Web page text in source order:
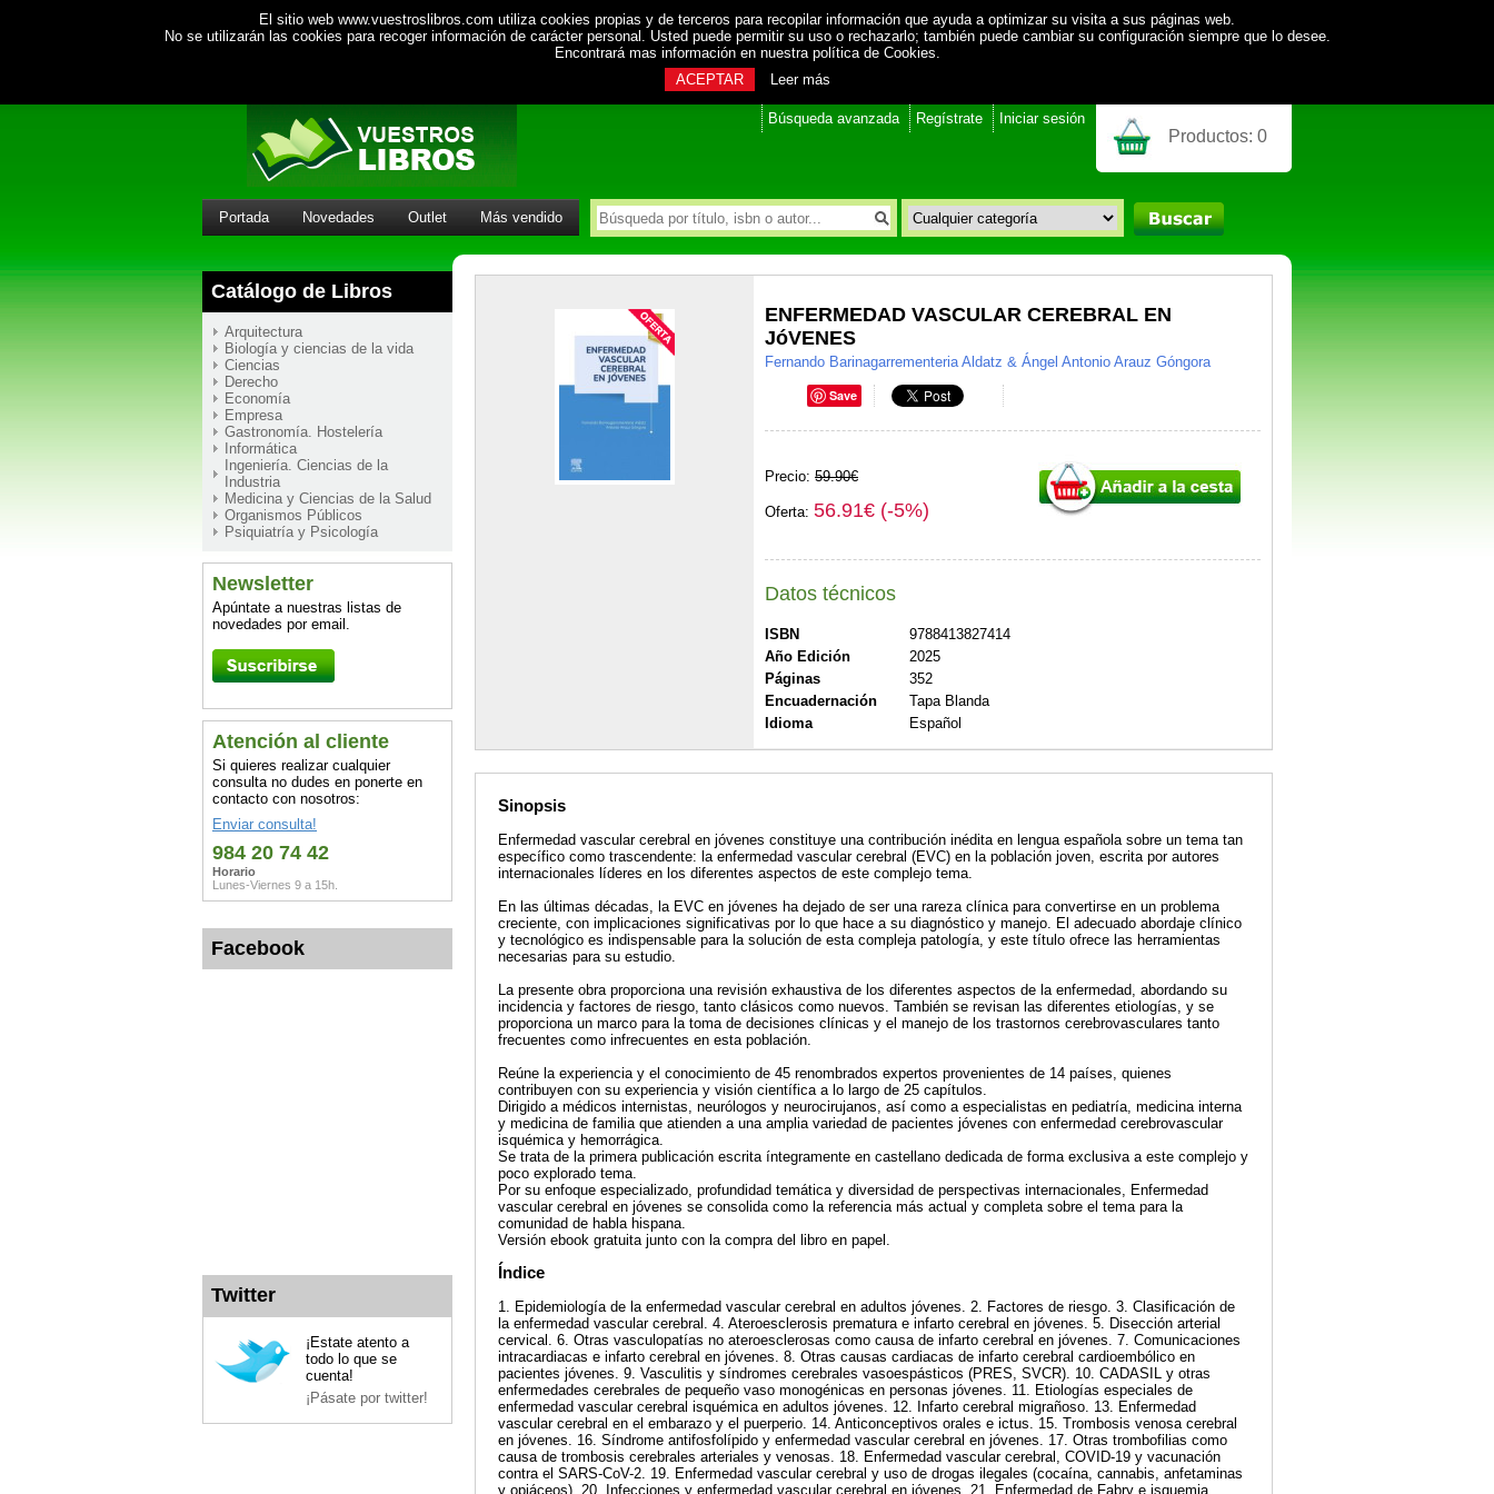
El sitio web www.vuestroslibros.com utiliza cookies propias y de terceros para recopilar información que ayuda a optimizar su visita a sus páginas web.
No se utilizarán las cookies para recoger información de carácter personal. Usted puede permitir su uso o rechazarlo; también puede cambiar su configuración siempre que lo desee.
Encontrará mas información en nuestra política de Cookies.
ACEPTAR
Leer más
Búsqueda avanzada Regístrate Iniciar sesión
Productos: 0
Portada Novedades Outlet Más vendido
Catálogo de Libros
Arquitectura
Biología y ciencias de la vida
Ciencias
Derecho
Economía
Empresa
Gastronomía. Hostelería
Informática
Ingeniería. Ciencias de la
Industria
Medicina y Ciencias de la Salud
Organismos Públicos
Psiquiatría y Psicología
Newsletter
Apúntate a nuestras listas de
novedades por email.
Atención al cliente
Si quieres realizar cualquier
consulta no dudes en ponerte en
contacto con nosotros:
Enviar consulta!
984 20 74 42
Horario
Lunes-Viernes 9 a 15h.
Facebook
Twitter
¡Estate atento a
todo lo que se
cuenta!
¡Pásate por twitter!
ENFERMEDAD VASCULAR CEREBRAL EN
JóVENES
Fernando Barinagarrementeria Aldatz & Ángel Antonio Arauz Góngora
Save
Precio: 59.90€
Oferta: 56.91€ (-5%)
Datos técnicos
ISBN
9788413827414
Año Edición
2025
Páginas
352
Encuadernación
Tapa Blanda
Idioma
Español
Sinopsis
Enfermedad vascular cerebral en jóvenes constituye una contribución inédita en lengua española sobre un tema tan
específico como trascendente: la enfermedad vascular cerebral (EVC) en la población joven, escrita por autores
internacionales líderes en los diferentes aspectos de este complejo tema.
En las últimas décadas, la EVC en jóvenes ha dejado de ser una rareza clínica para convertirse en un problema
creciente, con implicaciones significativas por lo que hace a su diagnóstico y manejo. El adecuado abordaje clínico
y tecnológico es indispensable para la solución de esta compleja patología, y este título ofrece las herramientas
necesarias para su estudio.
La presente obra proporciona una revisión exhaustiva de los diferentes aspectos de la enfermedad, abordando su
incidencia y factores de riesgo, tanto clásicos como nuevos. También se revisan las diferentes etiologías, y se
proporciona un marco para la toma de decisiones clínicas y el manejo de los trastornos cerebrovasculares tanto
frecuentes como infrecuentes en esta población.
Reúne la experiencia y el conocimiento de 45 renombrados expertos provenientes de 14 países, quienes
contribuyen con su experiencia y visión científica a lo largo de 25 capítulos.
Dirigido a médicos internistas, neurólogos y neurocirujanos, así como a especialistas en pediatría, medicina interna
y medicina de familia que atienden a una amplia variedad de pacientes jóvenes con enfermedad cerebrovascular
isquémica y hemorrágica.
Se trata de la primera publicación escrita íntegramente en castellano dedicada de forma exclusiva a este complejo y
poco explorado tema.
Por su enfoque especializado, profundidad temática y diversidad de perspectivas internacionales, Enfermedad
vascular cerebral en jóvenes se consolida como la referencia más actual y completa sobre el tema para la
comunidad de habla hispana.
Versión ebook gratuita junto con la compra del libro en papel.
Índice
1. Epidemiología de la enfermedad vascular cerebral en adultos jóvenes. 2. Factores de riesgo. 3. Clasificación de
la enfermedad vascular cerebral. 4. Ateroesclerosis prematura e infarto cerebral en jóvenes. 5. Disección arterial
cervical. 6. Otras vasculopatías no ateroesclerosas como causa de infarto cerebral en jóvenes. 7. Comunicaciones
intracardiacas e infarto cerebral en jóvenes. 8. Otras causas cardiacas de infarto cerebral cardioembólico en
pacientes jóvenes. 9. Vasculitis y síndromes cerebrales vasoespásticos (PRES, SVCR). 10. CADASIL y otras
enfermedades cerebrales de pequeño vaso monogénicas en personas jóvenes. 11. Etiologías especiales de
enfermedad vascular cerebral isquémica en adultos jóvenes. 12. Infarto cerebral migrañoso. 13. Enfermedad
vascular cerebral en el embarazo y el puerperio. 14. Anticonceptivos orales e ictus. 15. Trombosis venosa cerebral
en jóvenes. 16. Síndrome antifosfolípido y enfermedad vascular cerebral en jóvenes. 17. Otras trombofilias como
causa de trombosis cerebrales arteriales y venosas. 18. Enfermedad vascular cerebral, COVID-19 y vacunación
contra el SARS-CoV-2. 19. Enfermedad vascular cerebral y uso de drogas ilegales (cocaína, cannabis, anfetaminas
y opiáceos). 20. Infecciones y enfermedad vascular cerebral en jóvenes. 21. Enfermedad de Fabry e isquemia